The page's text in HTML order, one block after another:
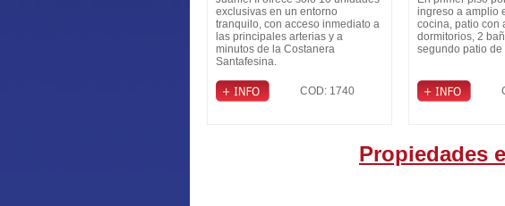
exclusivas en un entorno
tranquilo, con acceso inmediato a
las principales arterias y a
minutos de la Costanera
Santafesina.
COD: 1740
ingreso a amplio
cocina, patio con
dormitorios, 2
segundo patio de
Propiedades